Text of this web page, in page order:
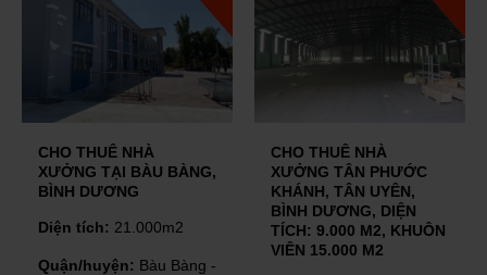
CHO THUÊ NHÀ
XƯỞNG TÂN PHƯỚC
KHÁNH, TÂN UYÊN,
TÍCH: 9.000 M2, KHUÔN
CHO THUÊ NHÀ
XƯỞNG DĨ AN, BÌNH
DƯƠNG, DIỆN TÍCH:
20.000 M2
Diện tích:20.000m2